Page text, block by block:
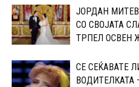
ЈОРДАН
СО СВОЈАТА
ТРПЕЛ ОСВЕН
СЕ СЕЌАВАТЕ
ВОДИТЕЛКАТА